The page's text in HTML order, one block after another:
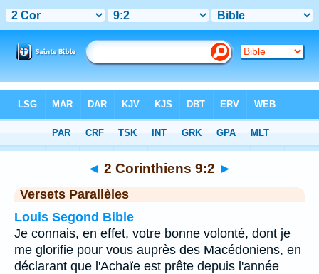
> Chapitre 9 > Verset 2
◄ 2 Corinthiens 9:2 ►
Versets Parallèles
Louis Segond Bible
Je connais, en effet, votre bonne volonté, dont je
me glorifie pour vous auprès des Macédoniens, en
déclarant que l'Achaïe est prête depuis l'année